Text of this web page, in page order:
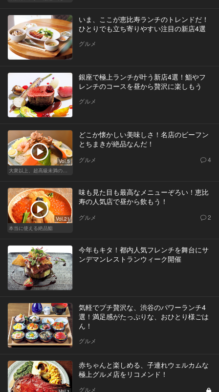
いま、ここが恵比寿ランチのトレンドだ！
ひとりでも立ち寄りやすい注目の新店4選
グルメ
銀座で極上ランチが叶う新店4選！鮨やフ
レンチのコースを昼から贅沢に楽しもう
グルメ
Vol.5
どこか懐かしい美味しさ！名店のビーフン
とちまきが絶品なんだ！
グルメ 4
Vol.21
本当に使える絶品鮨
味も見た目も最高なメニューぞろい！恵比
寿の人気店で昼から飲もう！
グルメ 2
今年もキタ！都内人気フレンチを舞台にサ
ンデマンレストランウィーク開催
気軽でプチ贅沢な、渋谷のパワーランチ4
選！満足感がたっぷりな、おひとり様ごは
ん！
グルメ
赤ちゃんと楽しめる、子連れウェルカムな
極上グルメ店をリコメンド！
グルメ